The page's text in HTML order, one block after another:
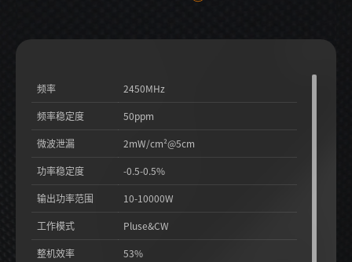
频率 2450MHz
频率稳定度 50ppm
微波泄漏 2mW/cm²@5cm
功率稳定度 -0.5-0.5%
输出功率范围 10-10000W
工作模式 Pluse&CW
整机效率 53%